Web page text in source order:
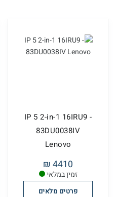
זמין במלאי
IP 5 2-in-1 16IRU9 -
83DU0038IV
Lenovo
4410 ₪
פרטים מלאים